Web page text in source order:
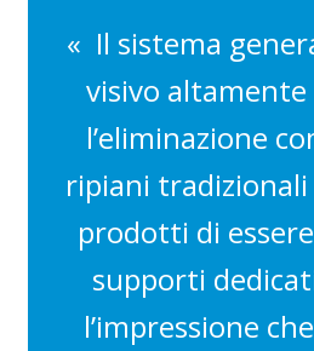
« Il sistema
visivo
l’eliminazione
ripiani tradizionali
prodotti di
supporti
l’impressione